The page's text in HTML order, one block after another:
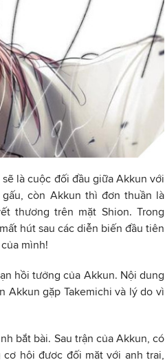
là cuộc đối đầu giữa Akkun với
còn Akkun thì đơn thuần là
thương trên mặt Shion. Trong
hút sau các diễn biến đầu tiên
mình!
hồi tưởng của Akkun. Nội dung
Akkun gặp Takemichi và lý do vì
bắt bài. Sau trận của Akkun, có
hội được đối mặt với anh trai,